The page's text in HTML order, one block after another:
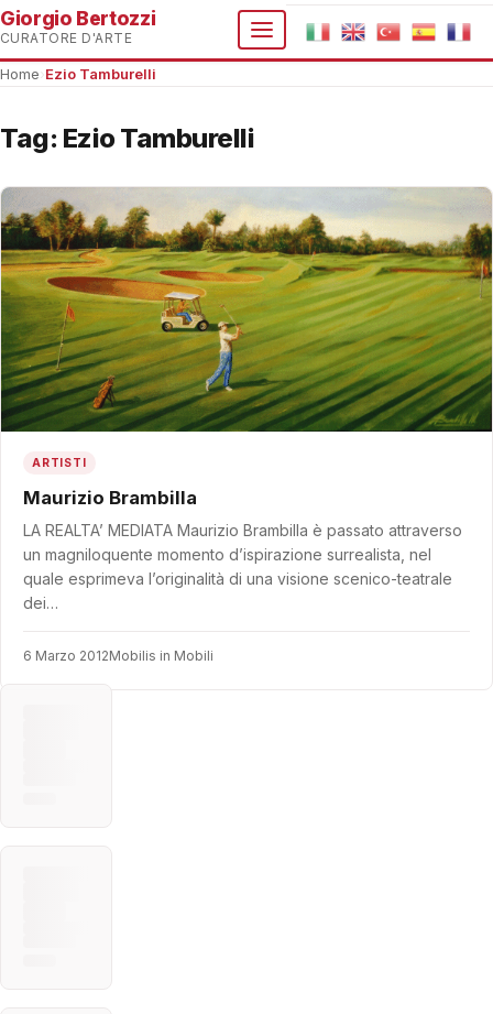
Giorgio Bertozzi
CURATORE D'ARTE
Home Ezio Tamburelli
Tag: Ezio Tamburelli
ARTISTI
Maurizio Brambilla
LA REALTA’ MEDIATA Maurizio Brambilla è passato attraverso
un magniloquente momento d’ispirazione surrealista, nel
quale esprimeva l’originalità di una visione scenico-teatrale
dei…
6 Marzo 2012Mobilis in Mobili